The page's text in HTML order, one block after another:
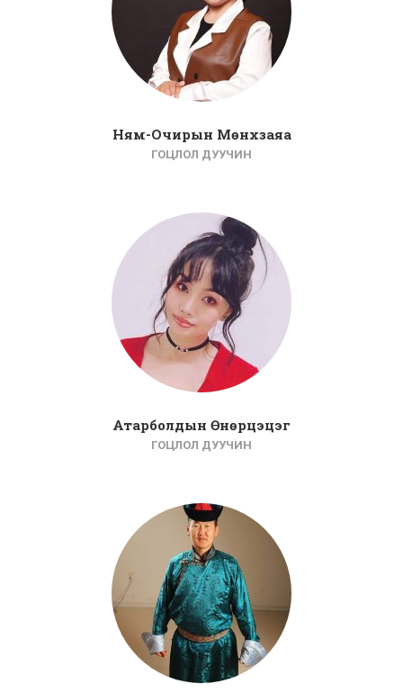
Ням-Очирын Мөнхзаяа
ГОЦЛОЛ ДУУЧИН
Атарболдын Өнөрцэцэг
ГОЦЛОЛ ДУУЧИН